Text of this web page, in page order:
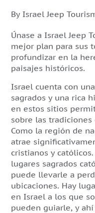
By Israel Jeep
Únase a Israel Jeep
mejor plan para sus
profundizar en la
paisajes históricos.
Israel cuenta con
sagrados y una rica
en estos sitios
sobre las
Como la región de
atrae
cristianos y
lugares sagrados
puede llevarle a
ubicaciones. Hay
en Israel a los que
pueden guiarle, y